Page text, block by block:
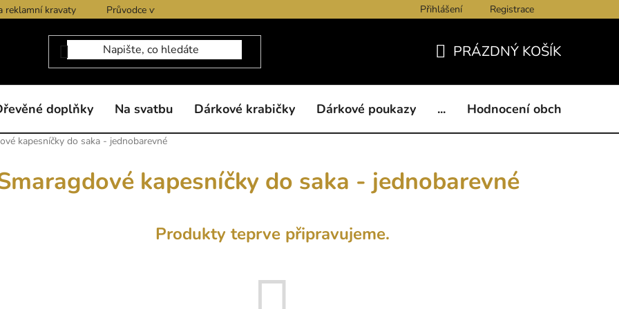
reklamní kravaty Průvodce výběrem produktů Kontakty Obchodní podmínky
Přihlášení Registrace
KOŠÍK
PRÁZDNÝ KOŠÍK
doplňky Na svatbu Dárkové krabičky Dárkové poukazy ... Hodnocení obchodu
kapesníčky do saka - jednobarevné
kapesníčky do saka - jednobarevné
Produkty teprve připravujeme.